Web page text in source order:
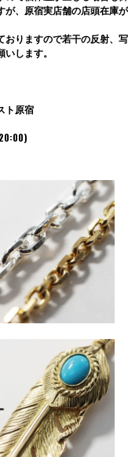
が、原宿実店舗の店頭在庫
りますので若干の反射、
します。
ト原宿